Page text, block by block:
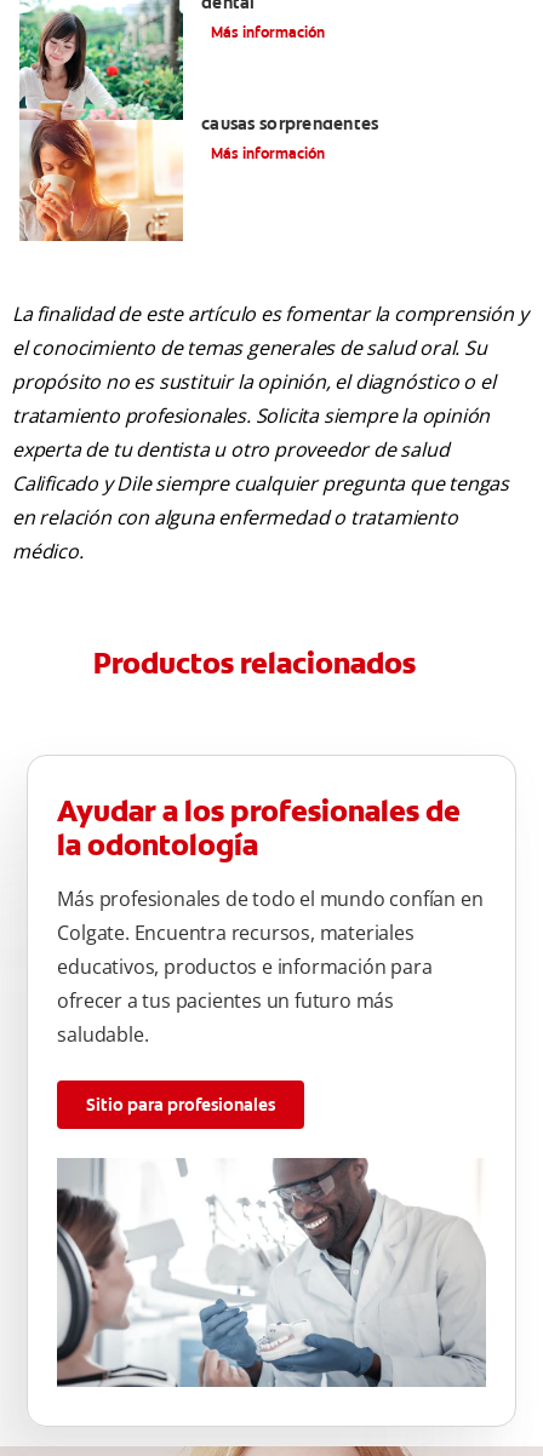
Más información
causas sorprendentes
Más información
La finalidad de este artículo es fomentar la comprensión y
el conocimiento de temas generales de salud oral. Su
propósito no es sustituir la opinión, el diagnóstico o el
tratamiento profesionales. Solicita siempre la opinión
experta de tu dentista u otro proveedor de salud
Calificado y Dile siempre cualquier pregunta que tengas
en relación con alguna enfermedad o tratamiento
médico.
Productos relacionados
Ayudar a los profesionales de
la odontología
Más profesionales de todo el mundo confían en
Colgate. Encuentra recursos, materiales
educativos, productos e información para
ofrecer a tus pacientes un futuro más
saludable.
Sitio para profesionales